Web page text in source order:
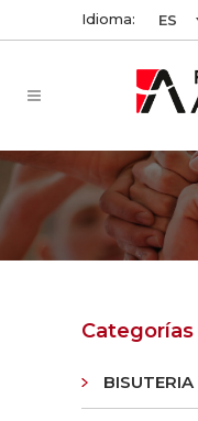
Idioma: ES
BISUTERIA